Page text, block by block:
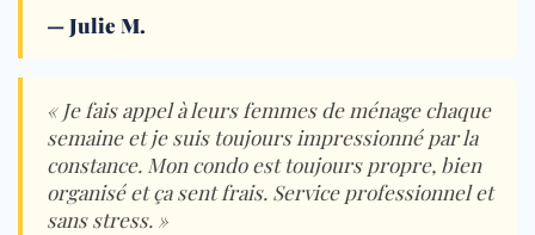
—Julie M.
« Je fais appel à leurs femmes de ménage chaque
semaine et je suis toujours impressionné par la
constance. Mon condo est toujours propre, bien
organisé et ça sent frais. Service professionnel et
sans stress. »